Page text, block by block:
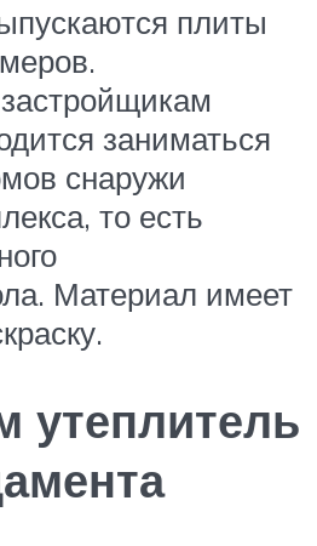
плиты
заниматься
снаружи
то есть
Материал имеет
утеплитель